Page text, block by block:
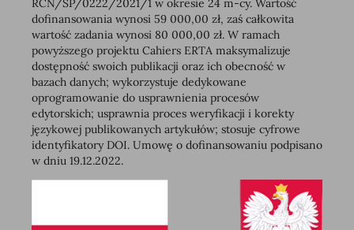
RCN/SP/0222/2021/1 w okresie 24 m-cy. Wartość
dofinansowania wynosi 59 000,00 zł, zaś całkowita
wartość zadania wynosi 80 000,00 zł. W ramach
powyższego projektu Cahiers ERTA maksymalizuje
dostępność swoich publikacji oraz ich obecność w
bazach danych; wykorzystuje dedykowane
oprogramowanie do usprawnienia procesów
edytorskich; usprawnia proces weryfikacji i korekty
językowej publikowanych artykułów; stosuje cyfrowe
identyfikatory DOI. Umowę o dofinansowaniu podpisano
w dniu 19.12.2022.